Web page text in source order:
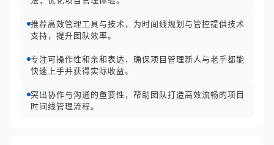
推荐高效管理工具与技术，为时间线规划与管控提供技术
支持，提升团队效率。
专注可操作性和亲和表达，确保项目管理新人与老手都能
快速上手并获得实际收益。
突出协作与沟通的重要性，帮助团队打造高效流畅的项目
时间线管理流程。